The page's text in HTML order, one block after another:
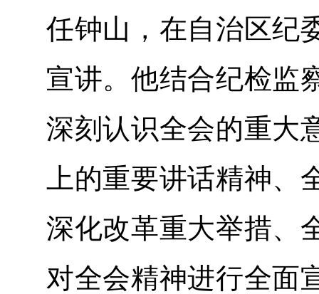
任钟山，在自治区纪
宣讲。他结合纪检监
深刻认识全会的重大
上的重要讲话精神
深化改革重大举措、
对全会精神进行全面